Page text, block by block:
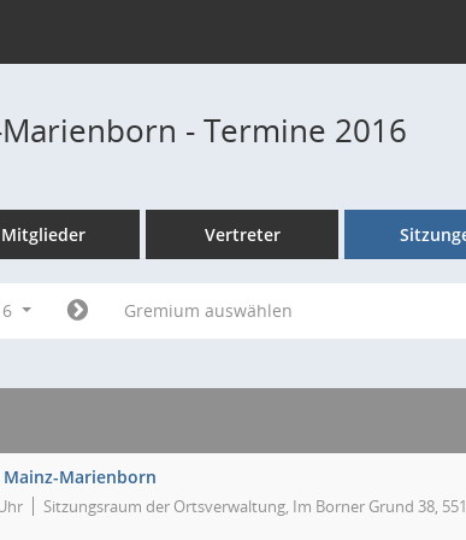
- Termine 2016
Mitglieder Vertreter
Gremium auswählen
Marienborn
Sitzungsraum der Ortsverwaltung, Im Borner Grund 38,